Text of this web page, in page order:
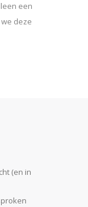
een
deze
(en in